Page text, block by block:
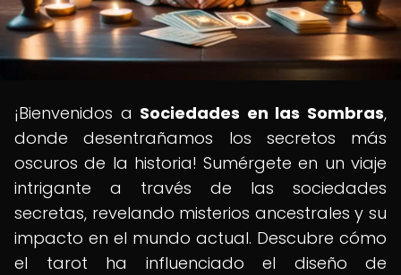
¡Bienvenidos a Sociedades en las Sombras,
donde desentrañamos los secretos más
oscuros de la historia! Sumérgete en un viaje
intrigante a través de las sociedades
secretas, revelando misterios ancestrales y su
impacto en el mundo actual. Descubre cómo
el tarot ha influenciado el diseño de